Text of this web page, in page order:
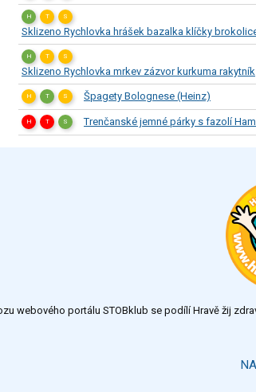
H T S
Sklizeno Rychlovka hrášek bazalka klíčky
H T S
Sklizeno Rychlovka mrkev zázvor kurkuma rakytník
H T S Špagety Bolognese (Heinz)
H T S Trenčanské jemné párky s fazolí
webového portálu STOBklub se podílí Hravě žij